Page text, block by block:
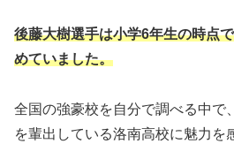
後藤大樹選手は小学6年生の時点
めていました。
全国の強豪校を自分で調べる中で
を輩出している洛南高校に魅力を